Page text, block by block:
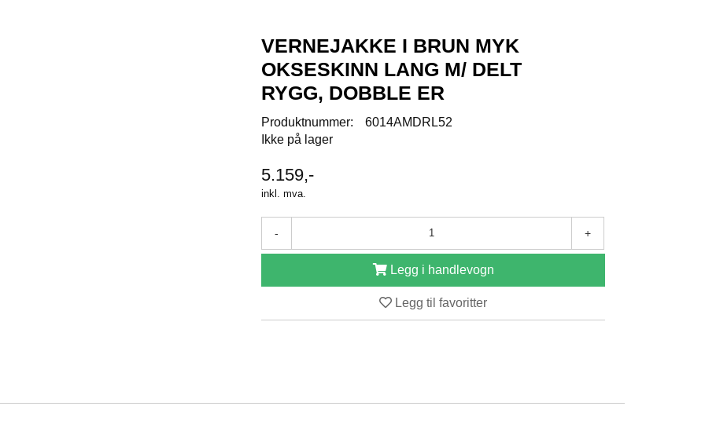
VERNEJAKKE I BRUN MYK
OKSESKINN LANG M/ DELT
RYGG, DOBBLE ER
Produktnummer:
6014AMDRL52
Ikke på lager
5.159,-
inkl. mva.
- +
Legg i handlevogn
Legg til favoritter